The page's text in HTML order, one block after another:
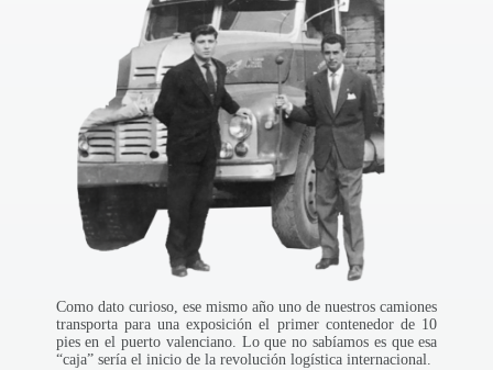
Como dato curioso, ese mismo año uno de nuestros camiones
transporta para una exposición el primer contenedor de 10
pies en el puerto valenciano. Lo que no sabíamos es que esa
“caja” sería el inicio de la revolución logística internacional.